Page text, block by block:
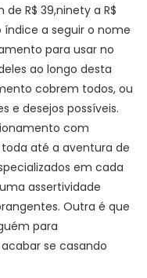
R$ 39,ninety a R$
a seguir o nome
para usar no
ao longo desta
cobrem todos, ou
e desejos possíveis.
com
até a aventura de
em cada
assertividade
Outra é que
para
se casando